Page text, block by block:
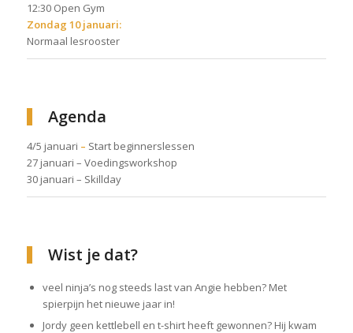
12:30 Open Gym
Zondag 10 januari:
Normaal lesrooster
Agenda
4/5 januari – Start beginnerslessen
27 januari – Voedingsworkshop
30 januari – Skillday
Wist je dat?
veel ninja’s nog steeds last van Angie hebben? Met
spierpijn het nieuwe jaar in!
Jordy geen kettlebell en t-shirt heeft gewonnen? Hij kwam